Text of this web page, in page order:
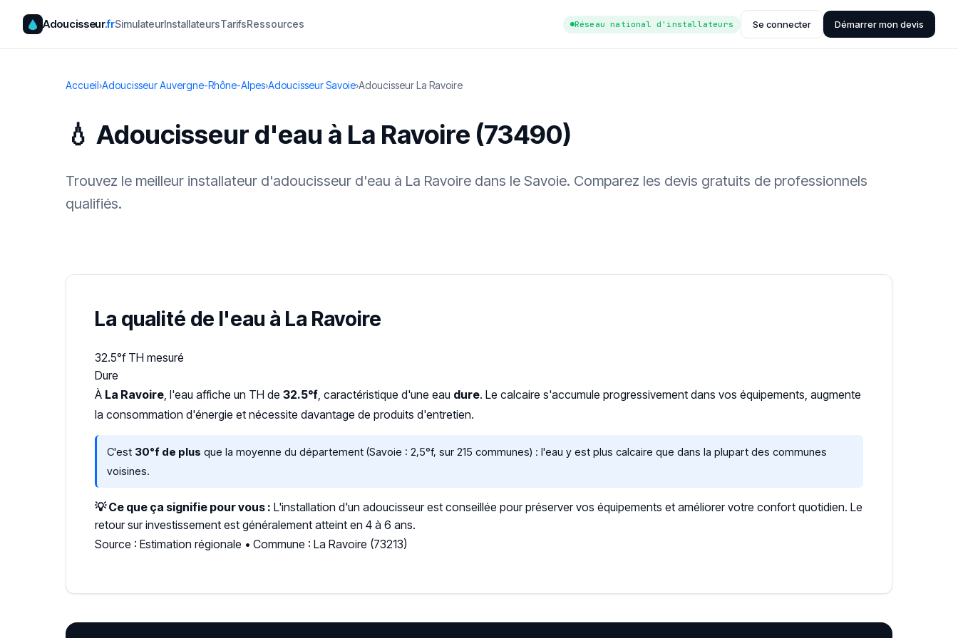
Adoucisseur.frSimulateurInstallateursTarifsRessources Réseau national d'installateurs Se connecter Démarrer mon devis
Accueil›Adoucisseur Auvergne-Rhône-Alpes›Adoucisseur Savoie›Adoucisseur La Ravoire
💧 Adoucisseur d'eau à La Ravoire (73490)
Trouvez le meilleur installateur d'adoucisseur d'eau à La Ravoire dans le Savoie. Comparez les devis gratuits de professionnels
qualifiés.
La qualité de l'eau à La Ravoire
32.5°f TH mesuré
Dure
À La Ravoire, l'eau affiche un TH de 32.5°f, caractéristique d'une eau dure. Le calcaire s'accumule progressivement dans vos équipements, augmente
la consommation d'énergie et nécessite davantage de produits d'entretien.
C'est 30°f de plus que la moyenne du département (Savoie : 2,5°f, sur 215 communes) : l'eau y est plus calcaire que dans la plupart des communes
voisines.
💡 Ce que ça signifie pour vous : L'installation d'un adoucisseur est conseillée pour préserver vos équipements et améliorer votre confort quotidien. Le
retour sur investissement est généralement atteint en 4 à 6 ans.
Source : Estimation régionale • Commune : La Ravoire (73213)